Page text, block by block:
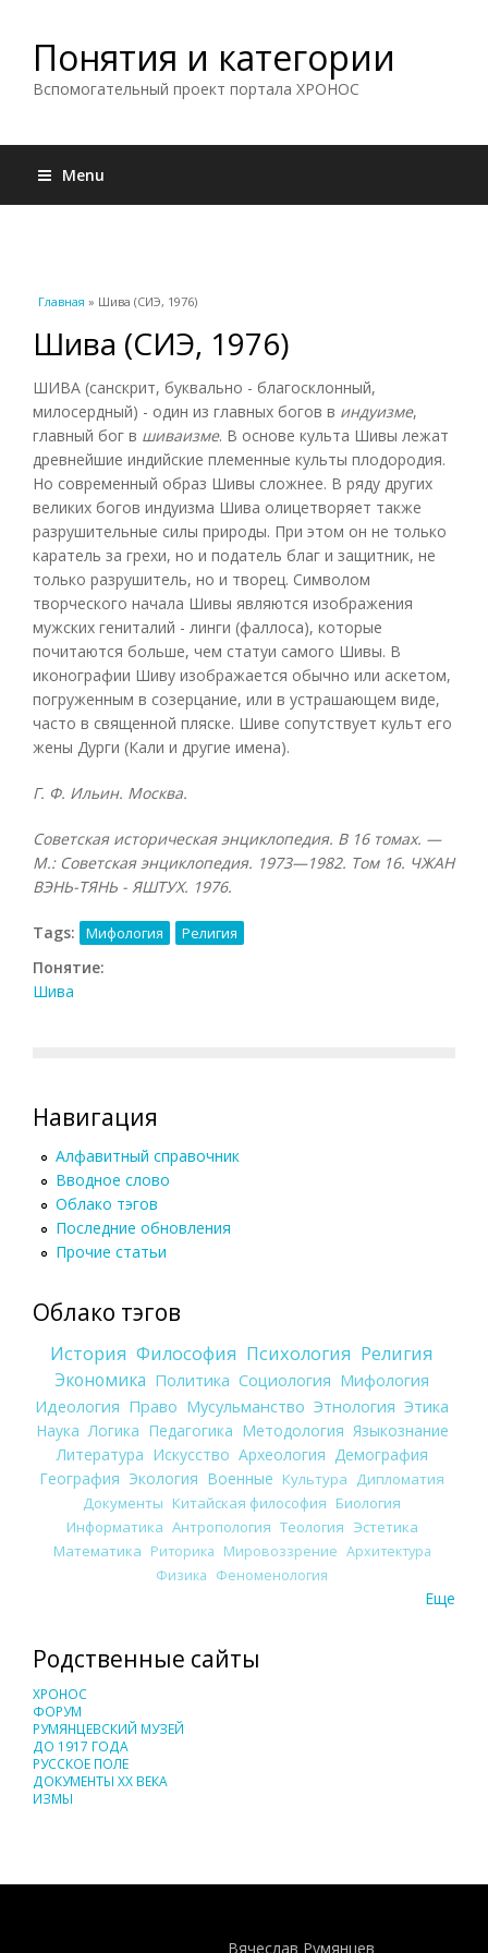
Понятия и категории
Вспомогательный проект портала ХРОНОС
Menu
Вы здесь
Главная » Шива (СИЭ, 1976)
Шива (СИЭ, 1976)
ШИВА (санскрит, буквально - благосклонный,
милосердный) - один из главных богов в индуизме,
главный бог в шиваизме. В основе культа Шивы лежат
древнейшие индийские племенные культы плодородия.
Но современный образ Шивы сложнее. В ряду других
великих богов индуизма Шива олицетворяет также
разрушительные силы природы. При этом он не только
каратель за грехи, но и податель благ и защитник, не
только разрушитель, но и творец. Символом
творческого начала Шивы являются изображения
мужских гениталий - линги (фаллоса), которые
почитаются больше, чем статуи самого Шивы. В
иконографии Шиву изображается обычно или аскетом,
погруженным в созерцание, или в устрашающем виде,
часто в священной пляске. Шиве сопутствует культ его
жены Дурги (Кали и другие имена).
Г. Ф. Ильин. Москва.
Советская историческая энциклопедия. В 16 томах. —
М.: Советская энциклопедия. 1973—1982. Том 16. ЧЖАН
ВЭНЬ-ТЯНЬ - ЯШТУХ. 1976.
Tags: Мифология Религия
Понятие:
Шива
Навигация
Алфавитный справочник
Вводное слово
Облако тэгов
Последние обновления
Прочие статьи
Облако тэгов
История Философия Психология Религия
Экономика Политика Социология Мифология
Идеология Право Мусульманство Этнология Этика
Наука Логика Педагогика Методология Языкознание
Литература Искусство Археология Демография
География Экология Военные Культура
Дипломатия
Документы Китайская философия Биология
Информатика Антропология Теология Эстетика
Математика Риторика Мировоззрение Архитектура
Физика Феноменология
Еще
Родственные сайты
ХРОНОС
ФОРУМ
РУМЯНЦЕВСКИЙ МУЗЕЙ
ДО 1917 ГОДА
РУССКОЕ ПОЛЕ
ДОКУМЕНТЫ XX ВЕКА
ИЗМЫ
Вячеслав Румянцев